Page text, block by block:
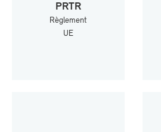
PR­TR
Rè­gle­ment
UE